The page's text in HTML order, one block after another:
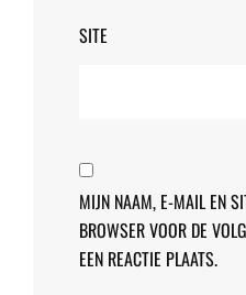
SITE
MIJN NAAM, E-MAIL EN
BROWSER VOOR DE
EEN REACTIE PLAATS.